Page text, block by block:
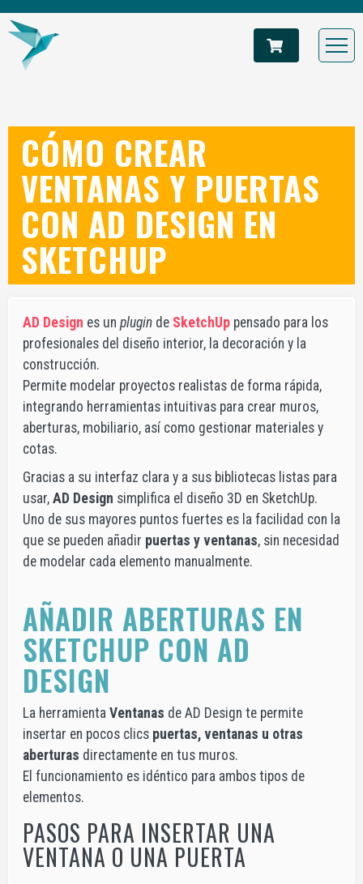
CÓMO CREAR
VENTANAS Y PUERTAS
CON AD DESIGN EN
SKETCHUP
AD Design es un plugin de SketchUp pensado para los
profesionales del diseño interior, la decoración y la
construcción.
Permite modelar proyectos realistas de forma rápida,
integrando herramientas intuitivas para crear muros,
aberturas, mobiliario, así como gestionar materiales y
cotas.
Gracias a su interfaz clara y a sus bibliotecas listas para
usar, AD Design simplifica el diseño 3D en SketchUp.
Uno de sus mayores puntos fuertes es la facilidad con la
que se pueden añadir puertas y ventanas, sin necesidad
de modelar cada elemento manualmente.
AÑADIR ABERTURAS EN
SKETCHUP CON AD
DESIGN
La herramienta Ventanas de AD Design te permite
insertar en pocos clics puertas, ventanas u otras
aberturas directamente en tus muros.
El funcionamiento es idéntico para ambos tipos de
elementos.
PASOS PARA INSERTAR UNA
VENTANA O UNA PUERTA